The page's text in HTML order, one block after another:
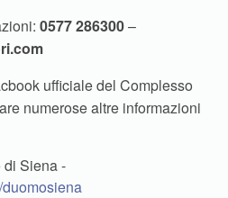
0577 286300–
ufficiale del Complesso
numerose altre informazioni
di Siena -